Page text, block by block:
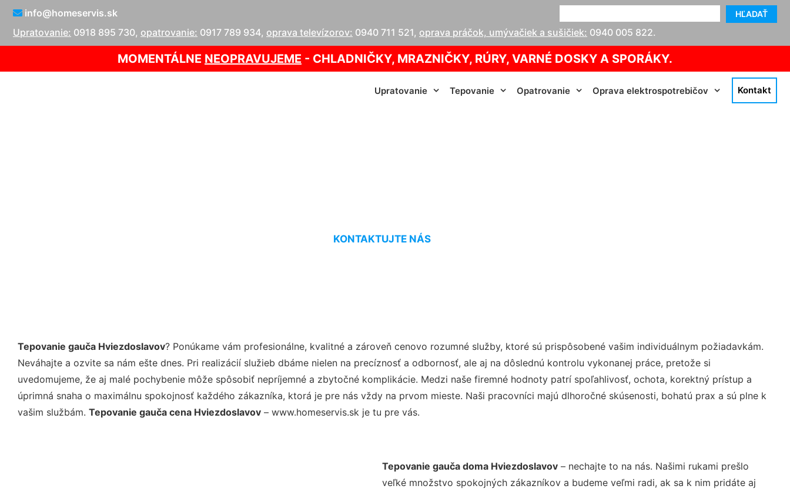
HĽADAŤ
info@homeservis.sk
Upratovanie: 0918 895 730, opatrovanie: 0917 789 934, oprava televízorov: 0940 711 521, oprava práčok, umývačiek a sušičiek: 0940 005 822.
MOMENTÁLNE NEOPRAVUJEME - CHLADNIČKY, MRAZNIČKY, RÚRY, VARNÉ DOSKY A SPORÁKY.
Upratovanie Tepovanie Opatrovanie Oprava elektrospotrebičov Kontakt
KONTAKTUJTE NÁS
Tepovanie gauča Hviezdoslavov? Ponúkame vám profesionálne, kvalitné a zároveň cenovo rozumné služby, ktoré sú prispôsobené vašim individuálnym požiadavkám.
Neváhajte a ozvite sa nám ešte dnes. Pri realizácií služieb dbáme nielen na precíznosť a odbornosť, ale aj na dôslednú kontrolu vykonanej práce, pretože si
uvedomujeme, že aj malé pochybenie môže spôsobiť nepríjemné a zbytočné komplikácie. Medzi naše firemné hodnoty patrí spoľahlivosť, ochota, korektný prístup a
úprimná snaha o maximálnu spokojnosť každého zákazníka, ktorá je pre nás vždy na prvom mieste. Naši pracovníci majú dlhoročné skúsenosti, bohatú prax a sú plne k
vašim službám. Tepovanie gauča cena Hviezdoslavov – www.homeservis.sk je tu pre vás.
Tepovanie gauča doma Hviezdoslavov– nechajte to na nás. Našimi rukami prešlo
veľké množstvo spokojných zákazníkov a budeme veľmi radi, ak sa k nim pridáte aj